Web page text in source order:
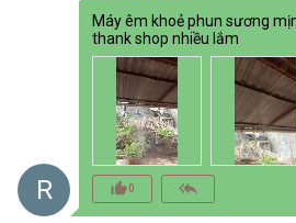
R
Máy êm khoẻ phun sương
thank shop nhiều lắm
thumb_up_alt0 reply_all